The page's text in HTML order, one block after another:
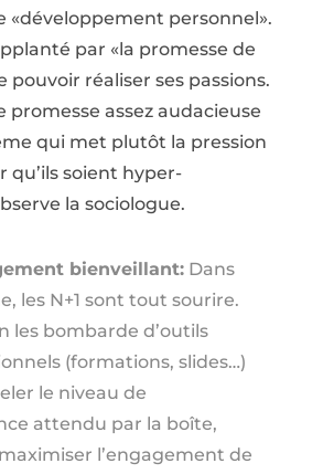
«développement personnel».
par «la promesse de
pouvoir réaliser ses passions.
promesse assez audacieuse
qui met plutôt la pression
qu’ils soient hyper-
la sociologue.
bienveillant:Dans
les N+1 sont tout sourire.
les bombarde d’outils
(formations, slides…)
le niveau de
attendu par la boîte,
l’engagement de